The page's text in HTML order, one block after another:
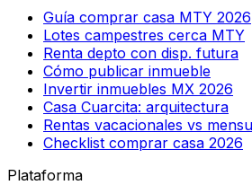
Guía comprar casa MTY 2026
Lotes campestres cerca MTY
Renta depto con disp. futura
Cómo publicar inmueble
Invertir inmuebles MX 2026
Casa Cuarcita: arquitectura
Rentas vacacionales vs
Checklist comprar casa 2026
Plataforma